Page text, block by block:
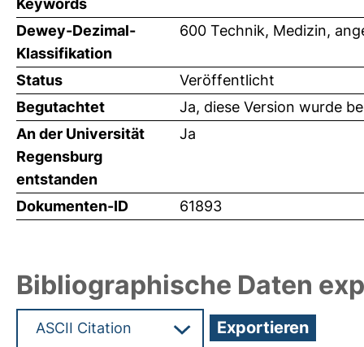
Keywords
Dewey-Dezimal-
Klassifikation
600 Technik, Medizin,
Status
Veröffentlicht
Begutachtet
Ja, diese Version wurde
An der Universität
Regensburg
entstanden
Ja
Dokumenten-ID 61893
Bibliographische Daten